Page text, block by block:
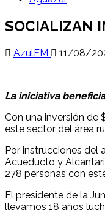
SOCIALIZAN
AzulFM 11/08/
La iniciativa
Con una inversión de
este sector del área
Por instrucciones del
Acueducto y
278 personas con
El presidente de la
llevamos 18 años